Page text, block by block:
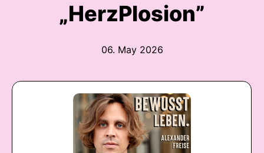
„HerzPlosion”
06. May 2026